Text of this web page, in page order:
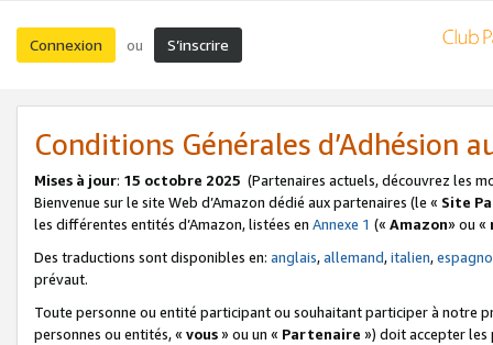
Connexion ou S’inscrire
Conditions Générales d’Adhésion
Mises à jour: 15 octobre 2025 (Partenaires actuels, découvrez les
Bienvenue sur le site Web d’Amazon dédié aux partenaires (le « Site
les différentes entités d’Amazon, listées en Annexe 1 (« Amazon» ou «
Des traductions sont disponibles en: anglais,allemand,italien,
prévaut.
Toute personne ou entité participant ou souhaitant participer à notre
personnes ou entités, « vous» ou un « Partenaire ») doit accepter les